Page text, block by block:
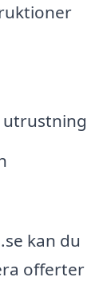
utrustning
kan du
offerter